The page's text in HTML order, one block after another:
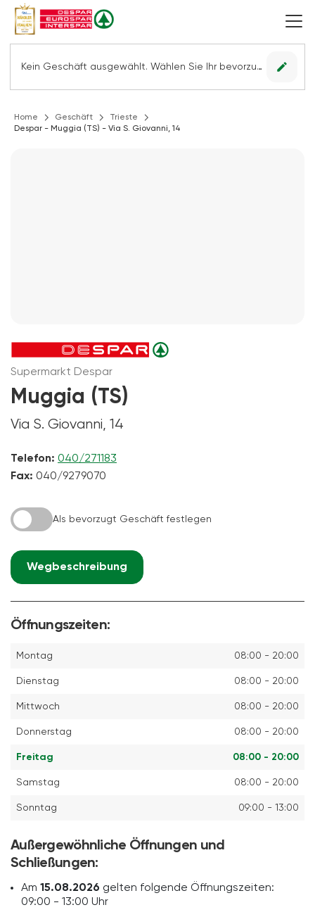
Kein Geschäft ausgewählt. Wählen Sie Ihr bevorzugtes Geschäft, um alle Angebote sehen zu können. edit
Home Geschäft
Trieste
Despar - Muggia (TS) - Via S. Giovanni, 14
Supermarkt Despar
Muggia (TS)
Via S. Giovanni, 14
Telefon: 040/271183
Fax: 040/9279070
Als bevorzugt Geschäft festlegen
Wegbeschreibung
Öffnungszeiten:
Montag 08:00 - 20:00
Dienstag 08:00 - 20:00
Mittwoch 08:00 - 20:00
Donnerstag 08:00 - 20:00
Freitag 08:00 - 20:00
Samstag 08:00 - 20:00
Sonntag 09:00 - 13:00
Außergewöhnliche Öffnungen und
Schließungen:
Am 15.08.2026 gelten folgende Öffnungszeiten:
09:00 - 13:00 Uhr